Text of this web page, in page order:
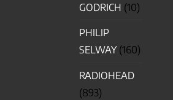
GODRICH (10)
PHILIP
SELWAY(160)
RADIOHEAD
(893)